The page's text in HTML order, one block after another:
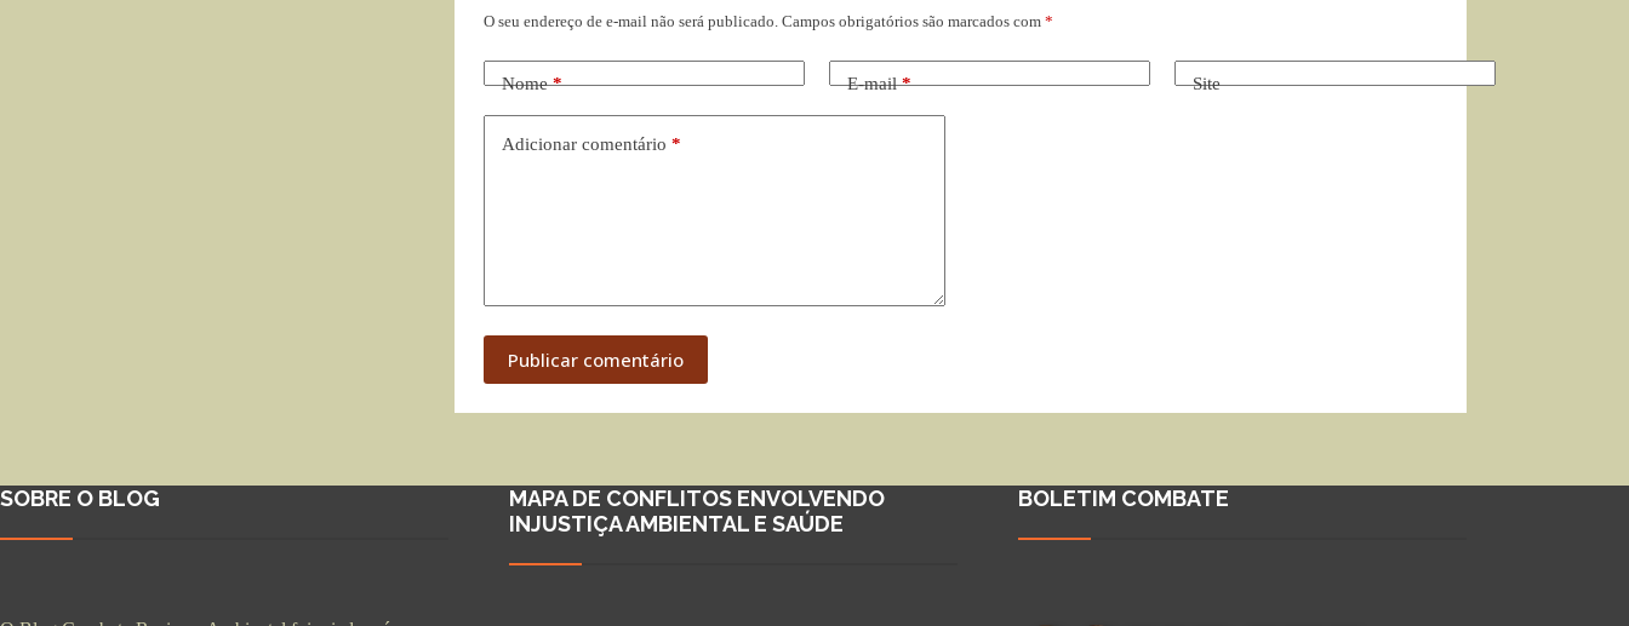
O seu endereço de e-mail não será publicado. Campos obrigatórios são marcados com *
Nome* E-mail* Site
Adicionar comentário *
Publicar comentário
SOBRE O BLOG
MAPA DE CONFLITOS ENVOLVENDO
INJUSTIÇA AMBIENTAL E SAÚDE
BOLETIM COMBATE